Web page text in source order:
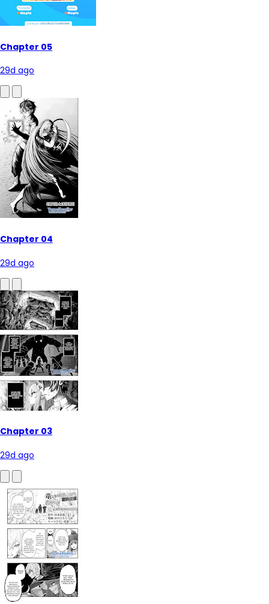
Chapter 05
29d ago
Chapter 04
29d ago
Chapter 03
29d ago